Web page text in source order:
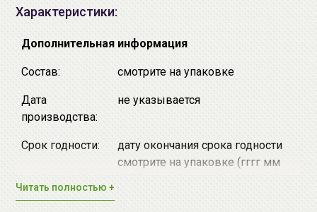
Характеристики:
Дополнительная информация
Состав: смотрите на упаковке
Дата
производства:
не указывается
Срок годности:
дату окончания срока годности
смотрите на упаковке (гггг мм
Читать полностью +